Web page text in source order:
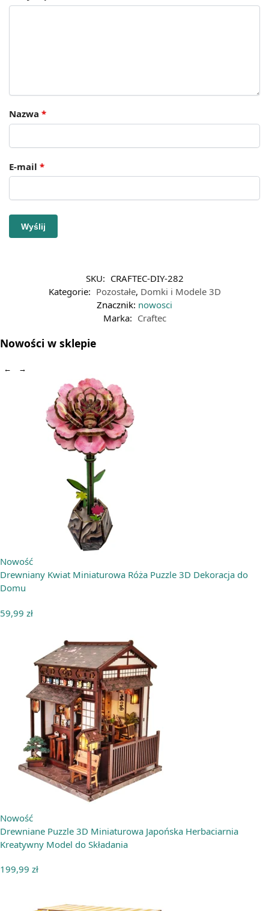
Nazwa *
E-mail *
SKU: CRAFTEC-DIY-282
Kategorie: Pozostałe, Domki i Modele 3D
Znacznik: nowosci
Marka: Craftec
Nowości w sklepie
← →
Nowość
Drewniany Kwiat Miniaturowa Róża Puzzle 3D Dekoracja do
Domu
59,99 zł
Nowość
Drewniane Puzzle 3D Miniaturowa Japońska Herbaciarnia
Kreatywny Model do Składania
199,99 zł